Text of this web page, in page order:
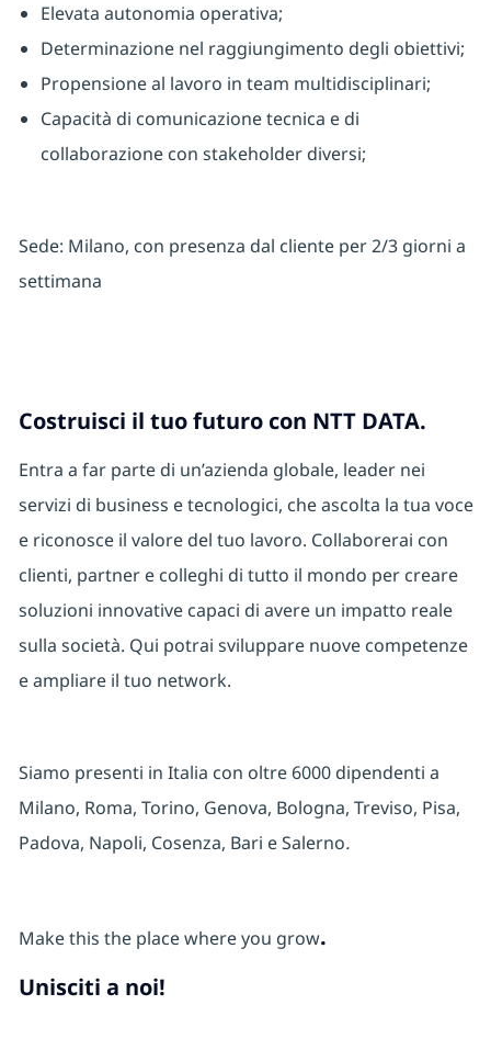
Elevata autonomia operativa;
Determinazione nel raggiungimento degli obiettivi;
Propensione al lavoro in team multidisciplinari;
Capacità di comunicazione tecnica e di
collaborazione con stakeholder diversi;
Sede: Milano, con presenza dal cliente per 2/3 giorni a
settimana
Costruisci il tuo futuro con NTT DATA.
Entra a far parte di un’azienda globale, leader nei
servizi di business e tecnologici, che ascolta la tua voce
e riconosce il valore del tuo lavoro. Collaborerai con
clienti, partner e colleghi di tutto il mondo per creare
soluzioni innovative capaci di avere un impatto reale
sulla società. Qui potrai sviluppare nuove competenze
e ampliare il tuo network.
Siamo presenti in Italia con oltre 6000 dipendenti a
Milano, Roma, Torino, Genova, Bologna, Treviso, Pisa,
Padova, Napoli, Cosenza, Bari e Salerno.
Make this the place where you grow.
Unisciti a noi!